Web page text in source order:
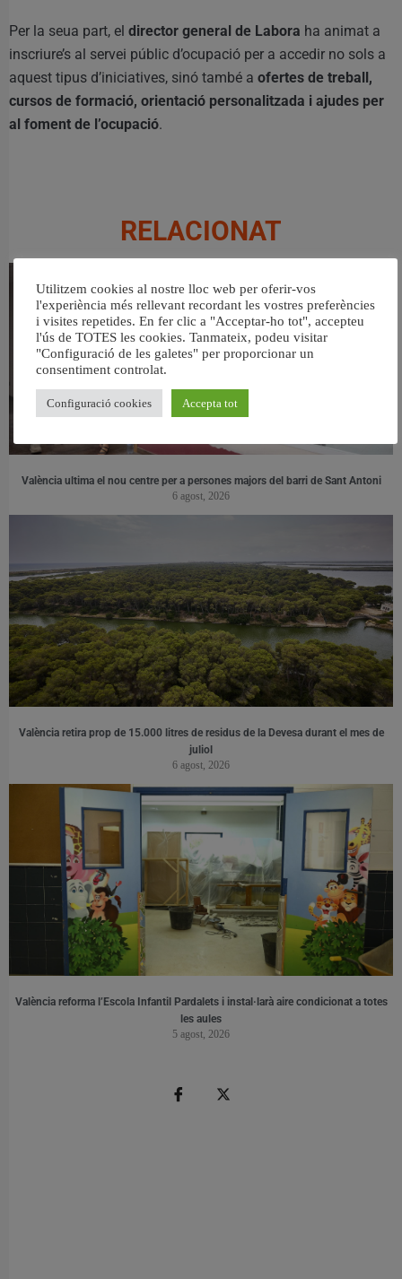
Per la seua part, el director general de Labora ha animat a
inscriure’s al servei públic d’ocupació per a accedir no sols a
aquest tipus d’iniciatives, sinó també a ofertes de treball,
cursos de formació, orientació personalitzada i ajudes per
al foment de l’ocupació.
RELACIONAT
València ultima el nou centre per a persones majors del barri de Sant Antoni
6 agost, 2026
València retira prop de 15.000 litres de residus de la Devesa durant el mes de
juliol
6 agost, 2026
València reforma l’Escola Infantil Pardalets i instal·larà aire condicionat a totes
les aules
5 agost, 2026
Utilitzem cookies al nostre lloc web per oferir-vos
l'experiència més rellevant recordant les vostres preferències
i visites repetides. En fer clic a "Acceptar-ho tot", accepteu
l'ús de TOTES les cookies. Tanmateix, podeu visitar
"Configuració de les galetes" per proporcionar un
consentiment controlat.
Configuració cookies Accepta tot